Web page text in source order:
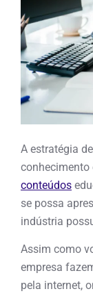
A estratégia
conhecimento
conteúdos
se possa
indústria
Assim como
empresa
pela internet,